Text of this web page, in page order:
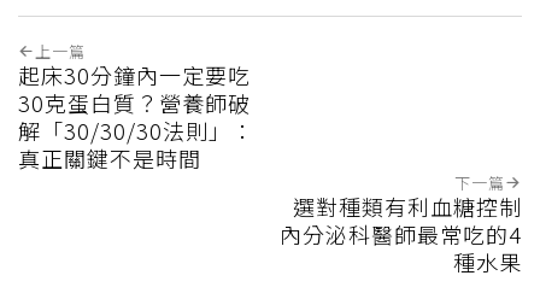
上一篇
起床30分鐘內一定要吃
30克蛋白質？營養師破
解「30/30/30法則」：
真正關鍵不是時間
下一篇
選對種類有利血糖控制
內分泌科醫師最常吃的4
種水果